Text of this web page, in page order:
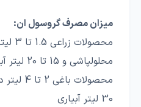
میزان مصرف گروسول ان:
محلولپاشی و 15 تا 20 لیتر آبیاری
30 لیتر آبیاری